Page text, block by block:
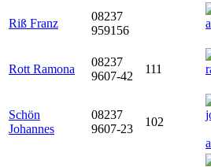
Riß Franz
08237
959156
Rott Ramona
08237
9607-42
111
Schön
Johannes
08237
9607-23
102